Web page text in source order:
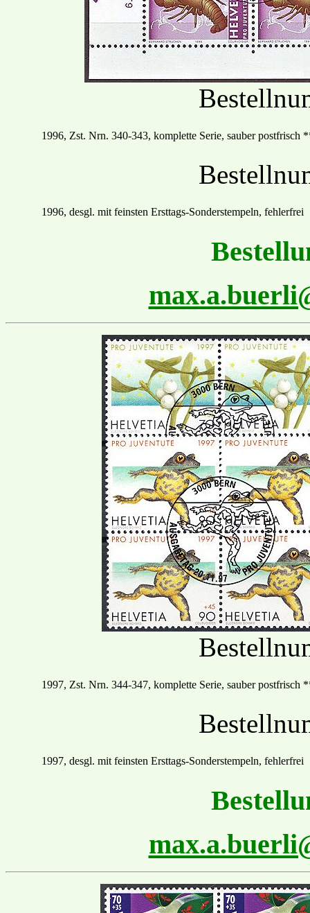
1996, Zst. Nrn. 340-343, komplette Serie, sauber postfrisch
1996, desgl. mit feinsten Ersttags-Sonderstempeln, fehlerfrei
1997, Zst. Nrn. 344-347, komplette Serie, sauber postfrisch
1997, desgl. mit feinsten Ersttags-Sonderstempeln, fehlerfrei